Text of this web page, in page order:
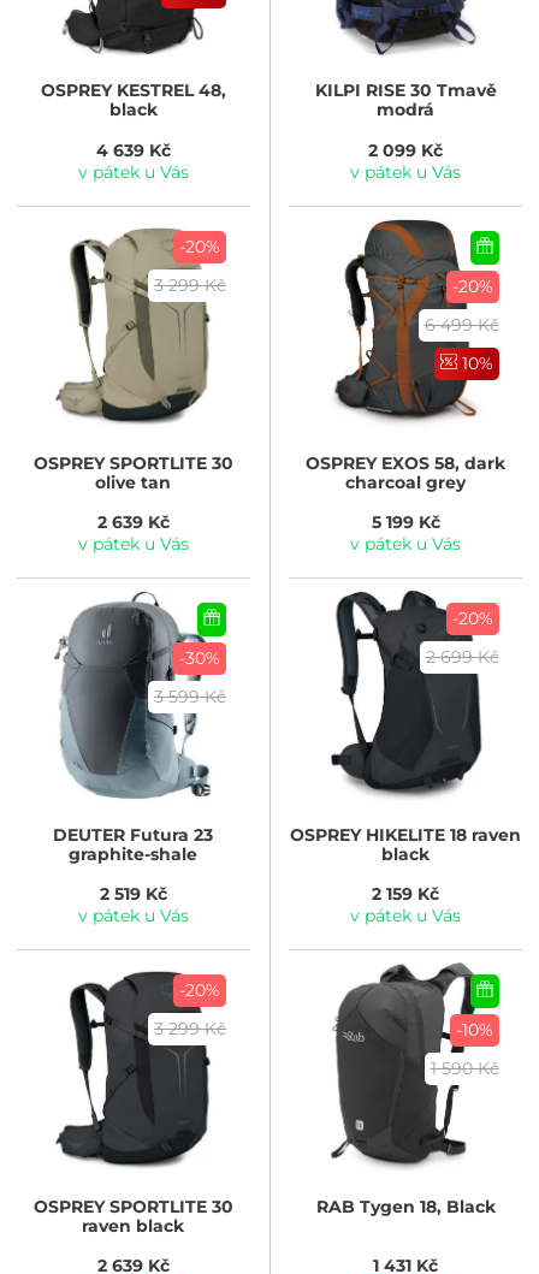
OSPREYKESTREL 48,
black
4 639 Kč
v pátek u Vás
KILPI RISE 30 Tmavě
modrá
2 099 Kč
v pátek u Vás
-20%
3 299 Kč
OSPREYSPORTLITE 30
olive tan
2 639 Kč
v pátek u Vás
-20%
6 499 Kč
10%
OSPREYEXOS 58, dark
charcoal grey
5 199 Kč
v pátek u Vás
-30%
3 599 Kč
DEUTER Futura 23
graphite-shale
2 519 Kč
v pátek u Vás
-20%
2 699 Kč
OSPREYHIKELITE 18 raven
black
2 159 Kč
v pátek u Vás
-20%
3 299 Kč
OSPREYSPORTLITE 30
raven black
2 639 Kč
-10%
1 590 Kč
RAB Tygen 18, Black
1 431 Kč